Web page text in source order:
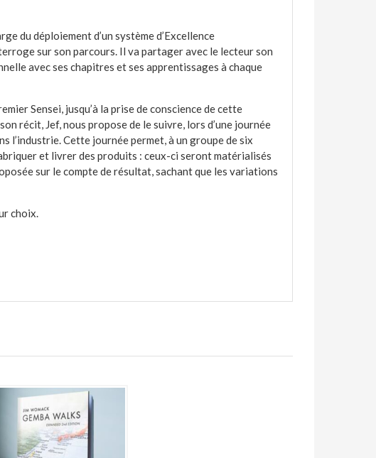
du déploiement d’un système d’Excellence
sur son parcours. Il va partager avec le lecteur son
avec ses chapitres et ses apprentissages à chaque
Sensei, jusqu’à la prise de conscience de cette
récit, Jef, nous propose de le suivre, lors d’une journée
l’industrie. Cette journée permet, à un groupe de six
et livrer des produits : ceux-ci seront matérialisés
sur le compte de résultat, sachant que les variations
choix.